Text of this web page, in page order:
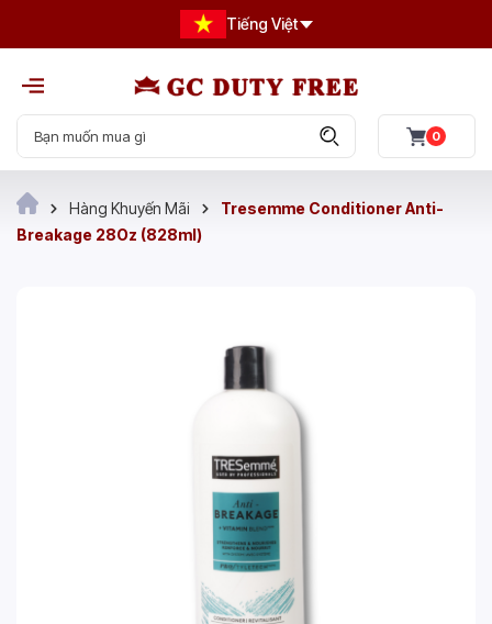
Tiếng Việt
0
Hàng Khuyến Mãi
Tresemme Conditioner Anti-
Breakage 28Oz (828ml)